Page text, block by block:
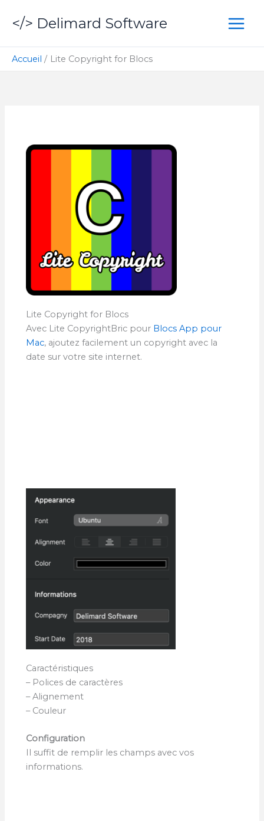
</> Delimard Software
Accueil Lite Copyright for Blocs
Lite Copyright for Blocs
Avec Lite CopyrightBric pour Blocs App pour
Mac, ajoutez facilement un copyright avec la
date sur votre site internet.
Caractéristiques
– Polices de caractères
– Alignement
– Couleur
Configuration
Il suffit de remplir les champs avec vos
informations.